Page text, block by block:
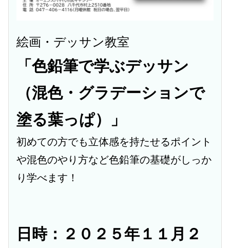
絵画・デッサン教室
「色鉛筆で学ぶデッサン
（混色・グラデーションで
塗る葉っぱ）」
初めての方でも立体感を持たせるポイント
や混色のやり方など色鉛筆の基礎がしっか
り学べます！
日時：２０２５年１１月２